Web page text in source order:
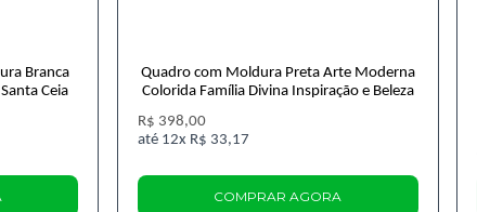
Branca
Ceia
Quadro com Moldura Preta Arte Moderna
Colorida Família Divina Inspiração e Beleza
R$ 398,00
12x R$ 33,17
COMPRAR AGORA